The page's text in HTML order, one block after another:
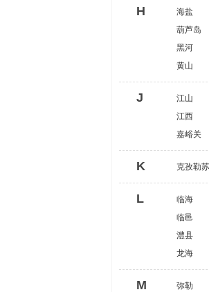
H 海盐
葫芦岛
黑河
黄山
J 江山
江西
嘉峪关
K 克孜勒
L 临海
临邑
澧县
龙海
M 弥勒